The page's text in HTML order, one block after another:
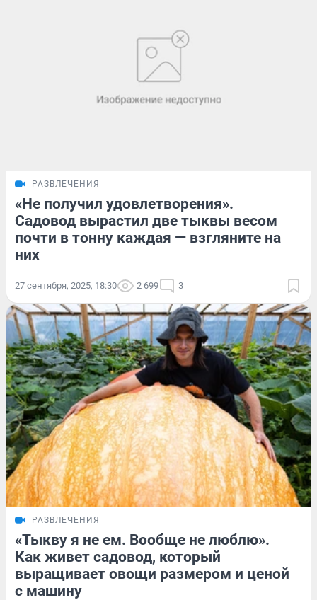
РАЗВЛЕЧЕНИЯ
«Не получил удовлетворения».
Садовод вырастил две тыквы весом
почти в тонну каждая — взгляните на
них
27 сентября, 2025, 18:30 2 699 3
РАЗВЛЕЧЕНИЯ
«Тыкву я не ем. Вообще не люблю».
Как живет садовод, который
выращивает овощи размером и ценой
с машину